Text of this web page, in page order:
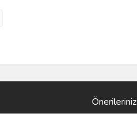
Önerileriniz